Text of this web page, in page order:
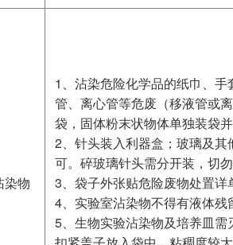
染物
1、沾染危险化学品的纸巾、
管、离心管等危废（移液管或
袋，固体粉末状物体单独装袋并
2、针头装入利器盒；玻璃及其
可。碎玻璃针头需分开装，切勿
3、袋子外张贴危险废物处置详
4、实验室沾染物不得有液体残
5、生物实验沾染物及培养皿需